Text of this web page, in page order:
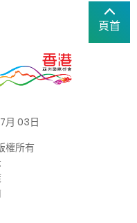
頁首
月 03日
權所有